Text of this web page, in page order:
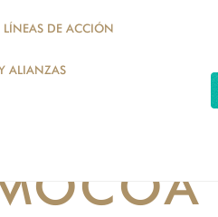
LÍNEAS DE ACCIÓN
ALIANZAS
DE